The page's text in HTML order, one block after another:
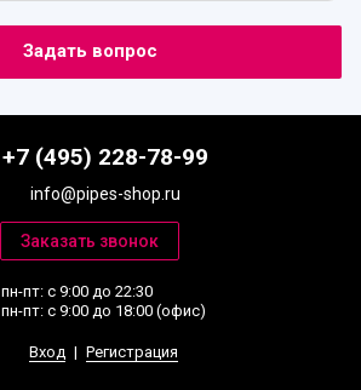
+7 (495) 228-78-99
info@pipes-shop.ru
пн-пт: с 9:00 до 22:30
пн-пт: с 9:00 до 18:00 (офис)
Вход | Регистрация